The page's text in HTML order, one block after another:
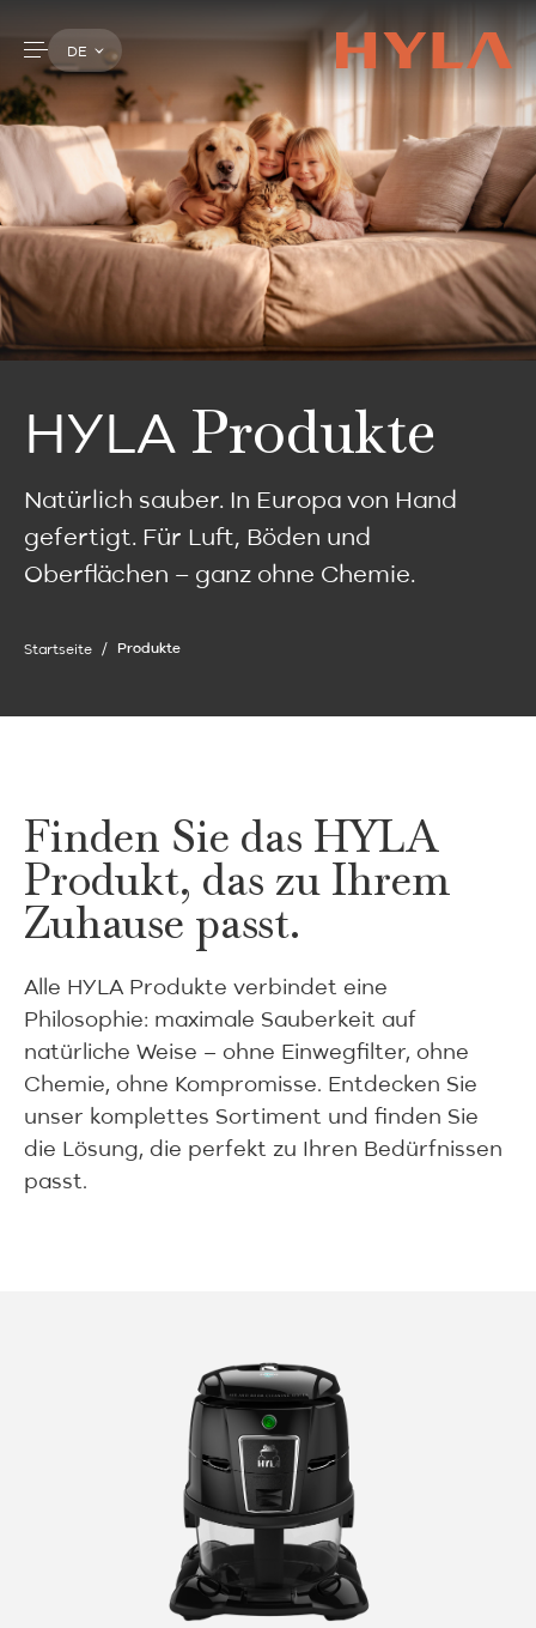
DE
HYLA Produkte
Natürlich sauber. In Europa von Hand
gefertigt. Für Luft, Böden und
Oberflächen – ganz ohne Chemie.
Startseite Produkte
Finden Sie das HYLA
Produkt, das zu Ihrem
Zuhause passt.
Alle HYLA Produkte verbindet eine
Philosophie: maximale Sauberkeit auf
natürliche Weise – ohne Einwegfilter, ohne
Chemie, ohne Kompromisse. Entdecken Sie
unser komplettes Sortiment und finden Sie
die Lösung, die perfekt zu Ihren Bedürfnissen
passt.